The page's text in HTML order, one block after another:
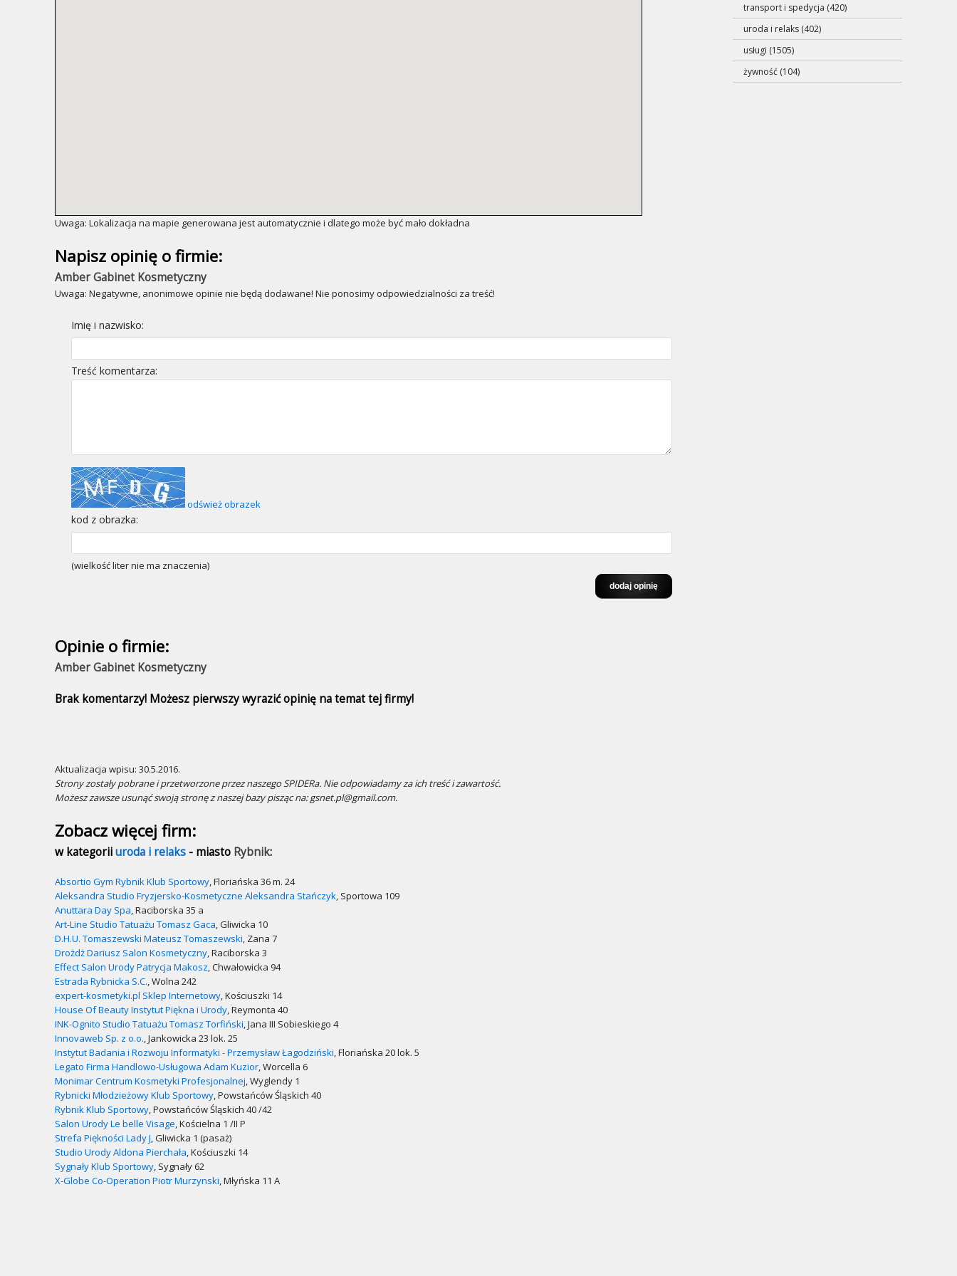
Uwaga: Lokalizacja na mapie generowana jest automatycznie i dlatego może być mało dokładna
Napisz opinię o firmie:
Amber Gabinet Kosmetyczny
Uwaga: Negatywne, anonimowe opinie nie będą dodawane! Nie ponosimy odpowiedzialności za treść!
Imię i nazwisko:
Treść komentarza:
odśwież obrazek
kod z obrazka:
(wielkość liter nie ma znaczenia)
Opinie o firmie:
Amber Gabinet Kosmetyczny
Brak komentarzy! Możesz pierwszy wyrazić opinię na temat tej firmy!
Aktualizacja wpisu: 30.5.2016.
Strony zostały pobrane i przetworzone przez naszego SPIDERa. Nie odpowiadamy za ich treść i zawartość.
Możesz zawsze usunąć swoją stronę z naszej bazy pisząc na: gsnet.pl@gmail.com.
Zobacz więcej firm:
w kategoriiuroda i relaks - miasto Rybnik:
Absortio Gym Rybnik Klub Sportowy, Floriańska 36 m. 24
Aleksandra Studio Fryzjersko-Kosmetyczne Aleksandra Stańczyk, Sportowa 109
Anuttara Day Spa, Raciborska 35 a
Art-Line Studio Tatuażu Tomasz Gaca, Gliwicka 10
D.H.U. Tomaszewski Mateusz Tomaszewski, Zana 7
Drożdż Dariusz Salon Kosmetyczny, Raciborska 3
Effect Salon Urody Patrycja Makosz, Chwałowicka 94
Estrada Rybnicka S.C., Wolna 242
expert-kosmetyki.pl Sklep Internetowy, Kościuszki 14
House Of Beauty Instytut Piękna i Urody, Reymonta 40
INK-Ognito Studio Tatuażu Tomasz Torfiński, Jana III Sobieskiego 4
Innovaweb Sp. z o.o., Jankowicka 23 lok. 25
Instytut Badania i Rozwoju Informatyki - Przemysław Łagodziński, Floriańska 20 lok. 5
Legato Firma Handlowo-Usługowa Adam Kuzior, Worcella 6
Monimar Centrum Kosmetyki Profesjonalnej, Wyglendy 1
Rybnicki Młodzieżowy Klub Sportowy, Powstańców Śląskich 40
Rybnik Klub Sportowy, Powstańców Śląskich 40 /42
Salon Urody Le belle Visage, Kościelna 1 /II P
Strefa Piękności Lady J, Gliwicka 1 (pasaż)
Studio Urody Aldona Pierchała, Kościuszki 14
Sygnały Klub Sportowy, Sygnały 62
X-Globe Co-Operation Piotr Murzynski, Młyńska 11 A
transport i spedycja (420)
uroda i relaks (402)
usługi (1505)
żywność (104)